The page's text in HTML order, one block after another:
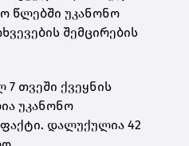
წლებში უკანონო
შემცირების
თვეში ქვეყნის
უკანონო
დალუქულია 42